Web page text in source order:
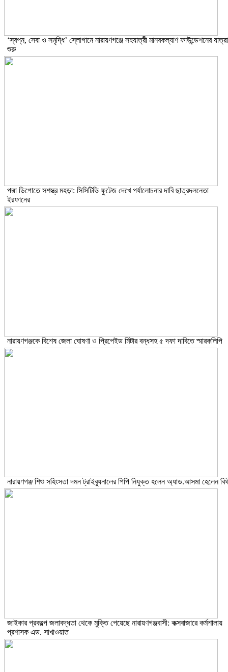
‘স্বপ্ন, সেবা ও সমৃদ্ধি’ স্লোগানে নারায়ণগঞ্জে সহযাত্রী মানবকল্যাণ ফাউন্ডেশনের যাত্রা
শুরু
পদ্মা ডিপোতে সশস্ত্র মহড়া: সিসিটিভি ফুটেজ দেখে পর্যালোচনার দাবি ছাত্রদলনেতা
ইরফানের
নারায়ণগঞ্জকে বিশেষ জেলা ঘোষণা ও প্রিপেইড মিটার বন্ধসহ ৫ দফা দাবিতে স্মারকলিপি
নারায়ণগঞ্জ শিশু সহিংসতা দমন ট্রাইব্যুনালের পিপি নিযুক্ত হলেন অ্যাড.আসমা হেলেন
জাইকার প্রকল্পে জলাবদ্ধতা থেকে মুক্তি পেয়েছে নারায়ণগঞ্জবাসী: কক্সবাজারে কর্মশালায়
প্রশাসক এড. সাখাওয়াত